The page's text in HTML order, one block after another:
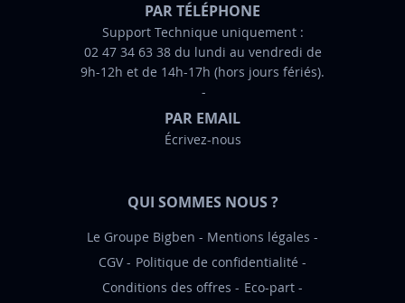
PAR TÉLÉPHONE
Support Technique uniquement :
02 47 34 63 38 du lundi au vendredi de
9h-12h et de 14h-17h (hors jours fériés).
PAR EMAIL
Écrivez-nous
QUI SOMMES NOUS ?
Le Groupe Bigben
Mentions légales
CGV
Politique de confidentialité
Conditions des offres
Eco-part